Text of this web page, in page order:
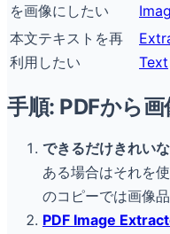
を画像にしたい
本文テキストを再
利用したい
Text
手順: PDFから
できるだけきれい
ある場合はそれを
のコピーでは画像
PDF Image